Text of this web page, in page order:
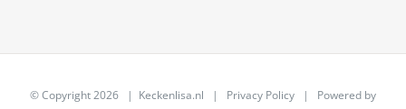
© Copyright2026 | Keckenlisa.nl | Privacy Policy | Powered by